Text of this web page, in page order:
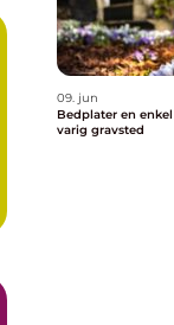
09. jun
Bedplater en enkel vei til et ryddig og
varig gravsted